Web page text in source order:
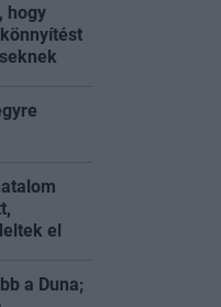
hogy
el
a Duna;